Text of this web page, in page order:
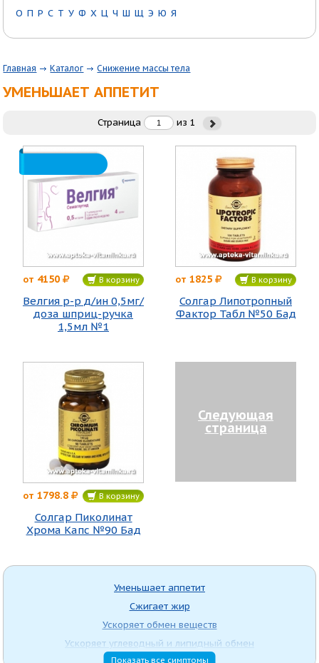
О П Р С Т У Ф Х Ц Ч Ш Щ Э Ю Я
Главная Каталог Снижение массы тела
УМЕНЬШАЕТ АППЕТИТ
Страница из 1
от 4150 В корзину
Велгия р-р д/ин 0,5мг/
доза шприц-ручка
1,5мл №1
от 1825 В корзину
Солгар Липотропный
Фактор Табл №50 Бад
от 1798.8 В корзину
Солгар Пиколинат
Хрома Капс №90 Бад
Следующая
страница
Уменьшает аппетит
Сжигает жир
Ускоряет обмен веществ
Ускоряет углеводный и липидный обмен
Показать все симптомы